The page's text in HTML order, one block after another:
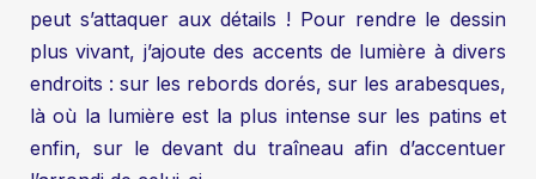
peut s’attaquer aux détails ! Pour rendre le dessin
plus vivant, j’ajoute des accents de lumière à divers
endroits : sur les rebords dorés, sur les arabesques,
là où la lumière est la plus intense sur les patins et
enfin, sur le devant du traîneau afin d’accentuer